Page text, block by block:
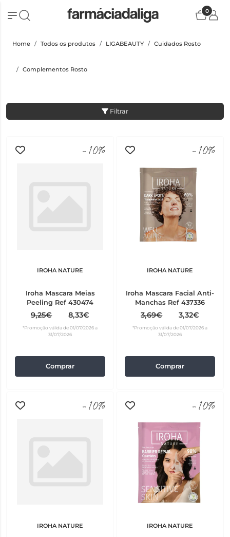
0
Home Todos os produtos LIGABEAUTY Cuidados Rosto
Complementos Rosto
Filtrar
-10%
IROHA NATURE
Iroha Mascara Meias
Peeling Ref 430474
9,25€ 8,33€
*Promoção válida de 01/07/2026 a
31/07/2026
Comprar
-10%
IROHA NATURE
Iroha Mascara Facial Anti-
Manchas Ref 437336
3,69€ 3,32€
*Promoção válida de 01/07/2026 a
31/07/2026
Comprar
-10%
IROHA NATURE
-10%
IROHA NATURE